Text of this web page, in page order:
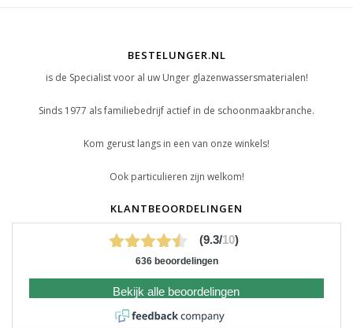
BESTELUNGER.NL
is de Specialist voor al uw Unger glazenwassersmaterialen!
Sinds 1977 als familiebedrijf actief in de schoonmaakbranche.
Kom gerust langs in een van onze winkels!
Ook particulieren zijn welkom!
KLANTBEOORDELINGEN
(9.3/10)
636 beoordelingen
Bekijk alle beoordelingen